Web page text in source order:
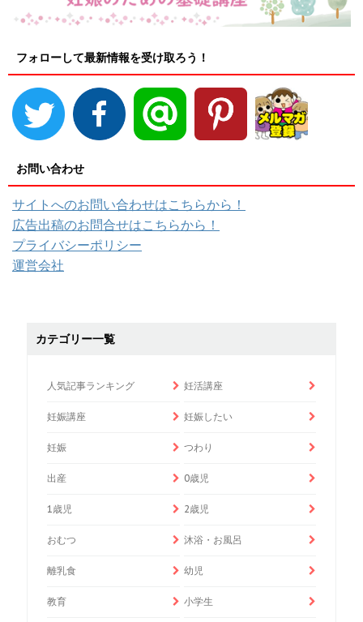
フォローして最新情報を受け取ろう！
お問い合わせ
サイトへのお問い合わせはこちらから！
広告出稿のお問合せはこちらから！
プライバシーポリシー
運営会社
カテゴリー一覧
人気記事ランキング 妊活講座
妊娠講座 妊娠したい
妊娠 つわり
出産 0歳児
1歳児 2歳児
おむつ 沐浴・お風呂
離乳食 幼児
教育 小学生